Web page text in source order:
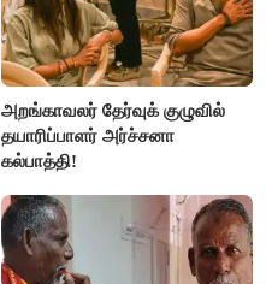
அறங்காவலர் தேர்வுக் குழுவில்
தயாரிப்பாளர் அர்ச்சனா
கல்பாத்தி!